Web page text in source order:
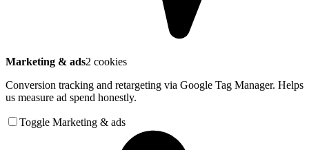
Marketing & ads2 cookies
Conversion tracking and retargeting via Google Tag Manager. Helps
us measure ad spend honestly.
Toggle Marketing & ads